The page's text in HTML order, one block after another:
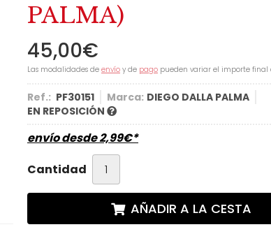
PALMA)
45,00€
Las modalidades de envío y de pago pueden variar el importe final
Ref.: PF30151 Marca: DIEGO DALLA PALMA
EN REPOSICIÓN
envío desde2,99€*
Cantidad
AÑADIR A LA CESTA